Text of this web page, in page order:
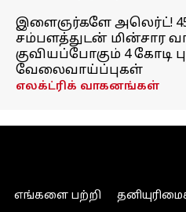
இளைஞர்களே அலெர்ட்!
சம்பளத்துடன் மின்சார
குவியப்போகும் 4 கோடி
வேலைவாய்ப்புகள்
எலக்ட்ரிக் வாகனங்கள்
எங்களை பற்றி